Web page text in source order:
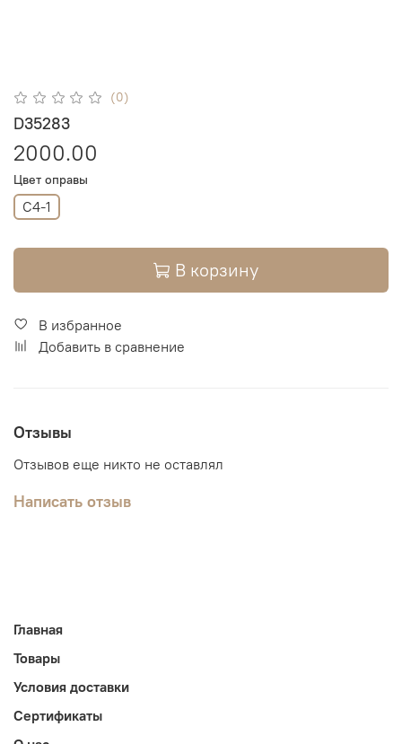
(0)
D35283
2000.00
Цвет оправы
C4-1
В корзину
В избранное
Добавить в сравнение
Отзывы
Отзывов еще никто не оставлял
Написать отзыв
Главная
Товары
Условия доставки
Сертификаты